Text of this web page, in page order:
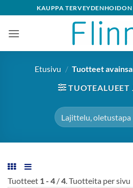
to
content
KAUPPA
Etusivu / Tuotteet
TUOTEALUEET
Tuotteet 1 - 4 /4. Tuotteita per sivu